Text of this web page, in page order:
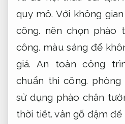
quy mô. Với không
công. nên chọn phào
công. màu sáng để
giá.
An toàn công
chuẩn thi công. phòng
sử dụng phào chân
thời tiết. vân gỗ đậm để